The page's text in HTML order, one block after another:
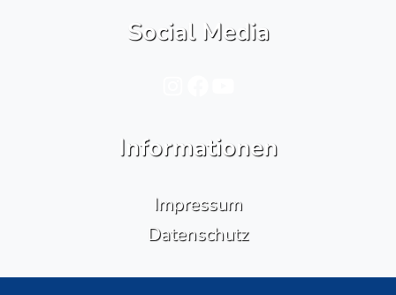
Social Media
Informationen
Impressum
Datenschutz